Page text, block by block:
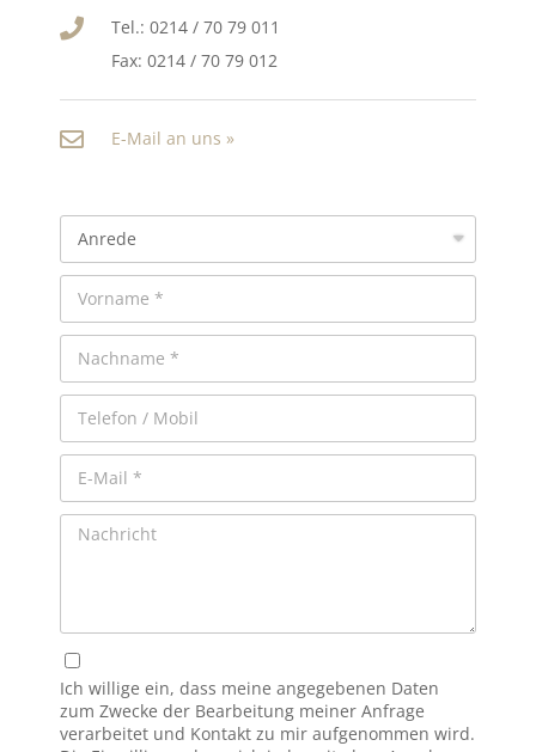
Tel.: 0214 / 70 79 011
Fax: 0214 / 70 79 012
E-Mail an uns »
Ich willige ein, dass meine angegebenen Daten
zum Zwecke der Bearbeitung meiner Anfrage
verarbeitet und Kontakt zu mir aufgenommen wird.